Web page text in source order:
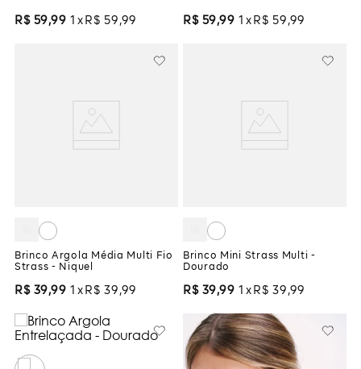
R$ 59,99 1 R$ 59 ,99 R$ 59,99 1 R$ 59 ,99
Brinco Argola Média Multi Fio
Strass - Niquel
R$ 39,99 1 R$ 39 ,99
Brinco Mini Strass Multi -
Dourado
R$ 39,99 1 R$ 39 ,99